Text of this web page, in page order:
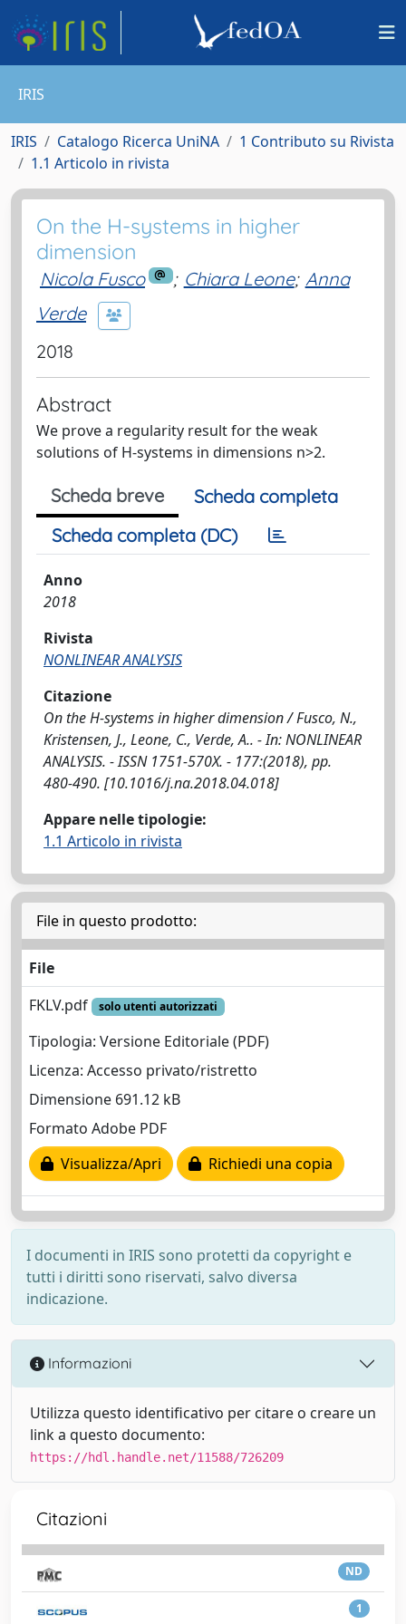
IRIS
IRIS Catalogo Ricerca UniNA
1 Contributo su Rivista
1.1 Articolo in rivista
On the H-systems in higher
dimension
Nicola Fusco ; Chiara Leone; Anna
Verde
2018
Abstract
We prove a regularity result for the weak
solutions of H-systems in dimensions n>2.
Scheda breve
Scheda completa
Scheda completa (DC)
Anno
2018
Rivista
NONLINEAR ANALYSIS
Citazione
On the H-systems in higher dimension / Fusco, N.,
Kristensen, J., Leone, C., Verde, A.. - In: NONLINEAR
ANALYSIS. - ISSN 1751-570X. - 177:(2018), pp.
480-490. [10.1016/j.na.2018.04.018]
Appare nelle tipologie:
1.1 Articolo in rivista
File in questo prodotto:
File
FKLV.pdf
solo utenti autorizzati
Tipologia: Versione Editoriale (PDF)
Licenza: Accesso privato/ristretto
Dimensione 691.12 kB
Formato Adobe PDF
Visualizza/Apri
Richiedi una copia
I documenti in IRIS sono protetti da copyright e
tutti i diritti sono riservati, salvo diversa
indicazione.
Informazioni
Utilizza questo identificativo per citare o creare un
link a questo documento:
https://hdl.handle.net/11588/726209
Citazioni
ND
1